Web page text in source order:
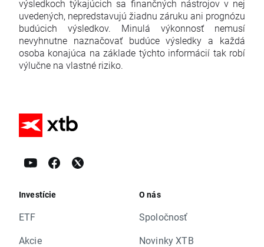
výsledkoch týkajúcich sa finančných nástrojov v nej
uvedených, nepredstavujú žiadnu záruku ani prognózu
budúcich výsledkov. Minulá výkonnosť nemusí
nevyhnutne naznačovať budúce výsledky a každá
osoba konajúca na základe týchto informácií tak robí
výlučne na vlastné riziko.
Investície
ETF
Akcie
O nás
Spoločnosť
Novinky XTB